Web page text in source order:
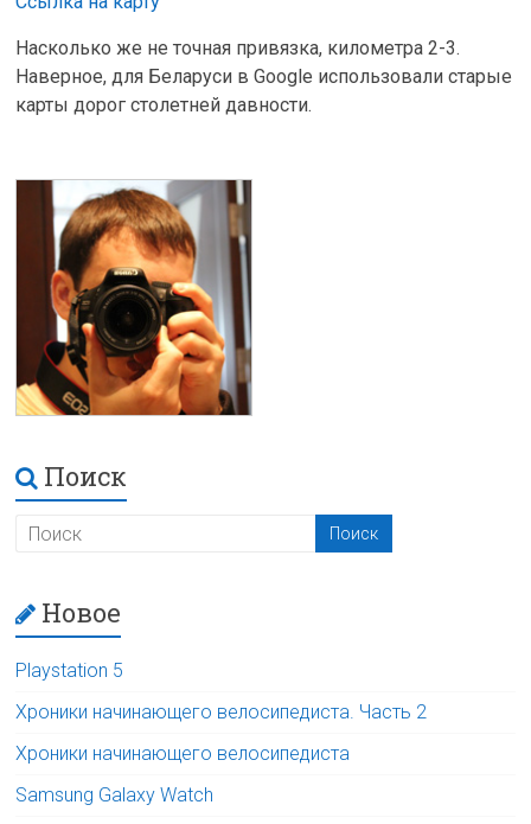
Насколько же не точная привязка, километра 2-3.
Наверное, для Беларуси в Google использовали старые
карты дорог столетней давности.
Поиск
Новое
Playstation 5
Хроники начинающего велосипедиста. Часть 2
Хроники начинающего велосипедиста
Samsung Galaxy Watch